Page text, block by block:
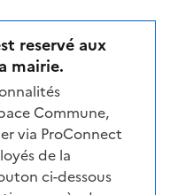
reservé aux
mairie.
Commune,
via ProConnect
de la
ci-dessous